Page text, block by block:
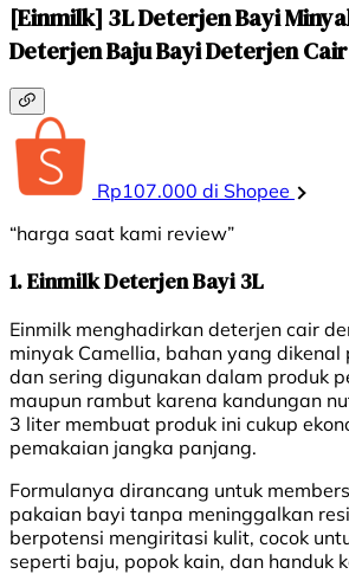
[Einmilk] 3L Deterjen Bayi
Deterjen Baju Bayi Deterjen Cair
Rp107.000 di Shopee
“harga saat kami review”
1. Einmilk Deterjen Bayi 3L
Einmilk menghadirkan deterjen cair
minyak Camellia, bahan yang
dan sering digunakan dalam produk
maupun rambut karena kandungan
3 liter membuat produk ini cukup
pemakaian jangka panjang.
Formulanya dirancang untuk
pakaian bayi tanpa meninggalkan
berpotensi mengiritasi kulit, cocok
seperti baju, popok kain, dan handuk